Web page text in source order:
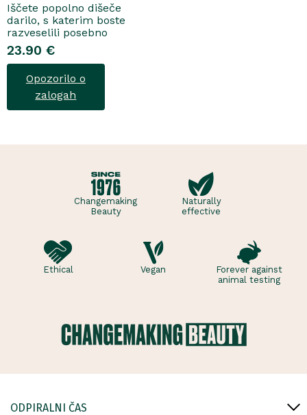
Iščete popolno dišeče
darilo, s katerim boste
razveselili posebno
osebo? Spoznajte naš
darilni set Cherry Blossom
Duo, popolno harmonijo
nežne nege in razkošnega
vonja, ki poskrbi za dobro
počutje vsak dan. Ta
23.90 €
Opozorilo o
zalogah
Changemaking
Beauty
Naturally
effective
Ethical Vegan
Forever against
animal testing
ODPIRALNI ČAS